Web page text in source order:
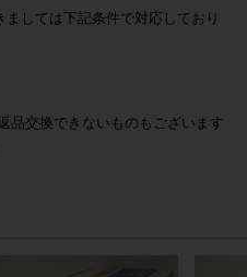
しては下記条件で対応しており
品交換できないものもございます